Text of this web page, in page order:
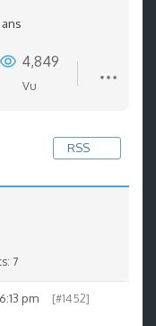
ans
4,849
Vu
RSS
7
pm [#1452]